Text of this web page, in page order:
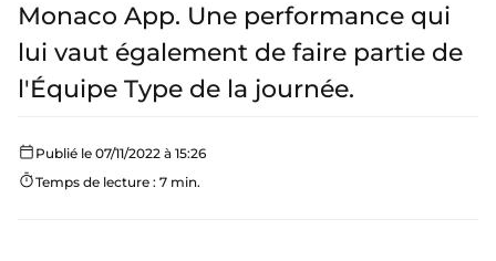
Monaco App. Une performance qui
lui vaut également de faire partie de
l'Équipe Type de la journée.
Publié le 07/11/2022 à 15:26
Temps de lecture : 7 min.